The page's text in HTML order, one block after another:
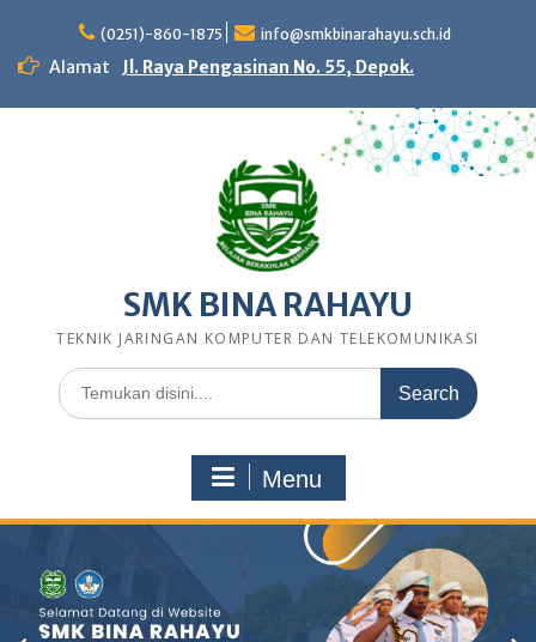
content
(0251)-860-1875 info@smkbinarahayu.sch.id
Alamat Jl. Raya Pengasinan No. 55, Depok.
SMK BINA RAHAYU
TEKNIK JARINGAN KOMPUTER DAN TELEKOMUNIKASI
Search
for:
Menu